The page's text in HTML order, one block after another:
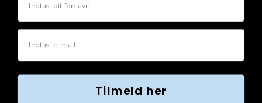
Email
Tilmeld her